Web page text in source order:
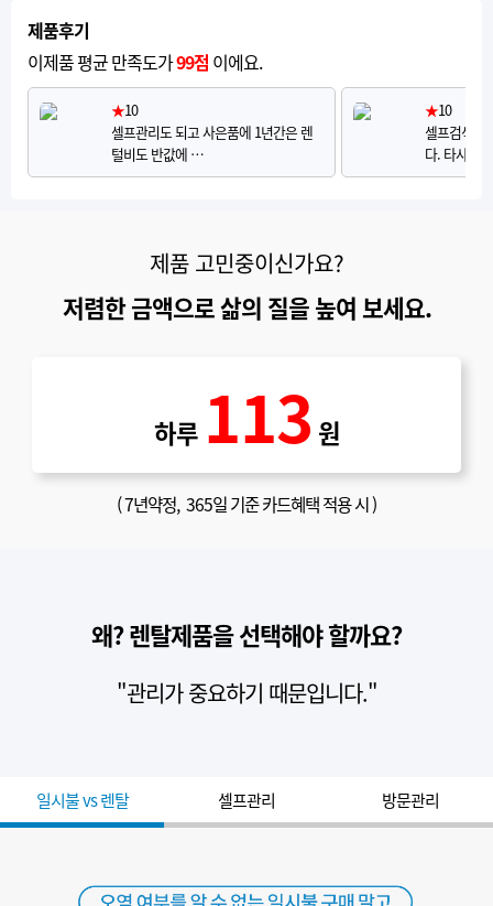
제품후기
이제품 평균 만족도가99점 이에요.
★10
셀프관리도 되고 사은품에 1년간은 렌
털비도 반값에 …
★10
셀프검색으
다. 타사 브
제품 고민중이신가요?
저렴한 금액으로 삶의 질을 높여 보세요.
하루 113 원
(7년약정, 365일 기준 카드혜택 적용 시 )
왜? 렌탈제품을 선택해야 할까요?
"관리가 중요하기 때문입니다."
일시불 vs 렌탈 셀프관리 방문관리